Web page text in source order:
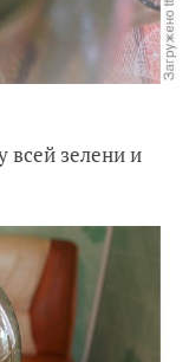
всей зелени и